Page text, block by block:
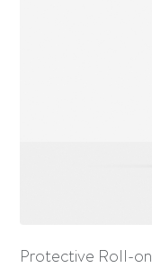
Protective Roll-on